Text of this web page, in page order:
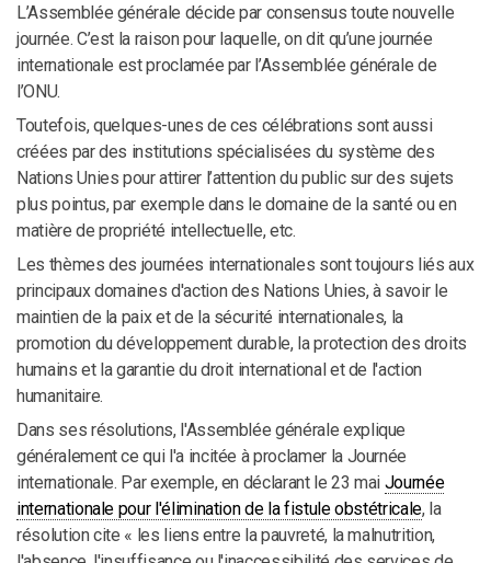
L’Assemblée générale décide par consensus toute nouvelle
journée. C’est la raison pour laquelle, on dit qu’une journée
internationale est proclamée par l’Assemblée générale de
l’ONU.
Toutefois, quelques-unes de ces célébrations sont aussi
créées par des institutions spécialisées du système des
Nations Unies pour attirer l’attention du public sur des sujets
plus pointus, par exemple dans le domaine de la santé ou en
matière de propriété intellectuelle, etc.
Les thèmes des journées internationales sont toujours liés aux
principaux domaines d'action des Nations Unies, à savoir le
maintien de la paix et de la sécurité internationales, la
promotion du développement durable, la protection des droits
humains et la garantie du droit international et de l'action
humanitaire.
Dans ses résolutions, l'Assemblée générale explique
généralement ce qui l'a incitée à proclamer la Journée
internationale. Par exemple, en déclarant le 23 mai Journée
internationale pour l'élimination de la fistule obstétricale, la
résolution cite « les liens entre la pauvreté, la malnutrition,